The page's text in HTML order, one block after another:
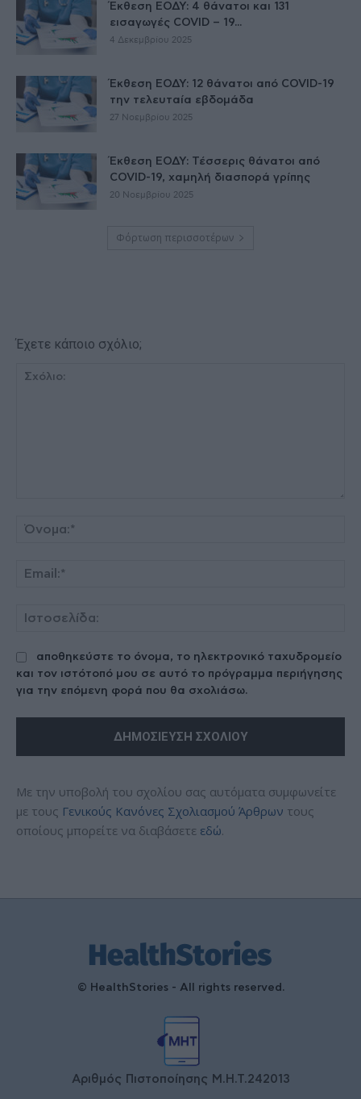
Έκθεση ΕΟΔΥ: 4 θάνατοι και 131
εισαγωγές COVID – 19...
4 Δεκεμβρίου 2025
Έκθεση ΕΟΔΥ: 12 θάνατοι από COVID-19
την τελευταία εβδομάδα
27 Νοεμβρίου 2025
Έκθεση ΕΟΔΥ: Τέσσερις θάνατοι από
COVID-19, χαμηλή διασπορά γρίπης
20 Νοεμβρίου 2025
Φόρτωση περισσοτέρων
Έχετε κάποιο σχόλιο;
αποθηκεύστε το όνομα, το ηλεκτρονικό ταχυδρομείο
και τον ιστότοπό μου σε αυτό το πρόγραμμα περιήγησης
για την επόμενη φορά που θα σχολιάσω.
Με την υποβολή του σχολίου σας αυτόματα συμφωνείτε
με τους Γενικούς Κανόνες Σχολιασμού Άρθρων τους
οποίους μπορείτε να διαβάσετε εδώ.
© HealthStories - All rights reserved.
Αριθμός Πιστοποίησης Μ.Η.Τ.242013